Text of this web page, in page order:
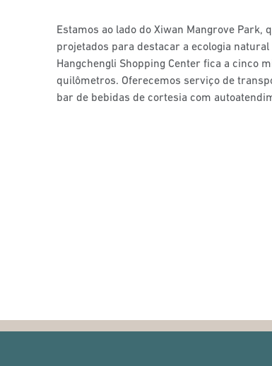
Estamos ao lado do Xiwan Mangrove Park,
projetados para destacar a ecologia
Hangchengli Shopping Center fica a cinco
quilômetros. Oferecemos serviço de
bar de bebidas de cortesia com